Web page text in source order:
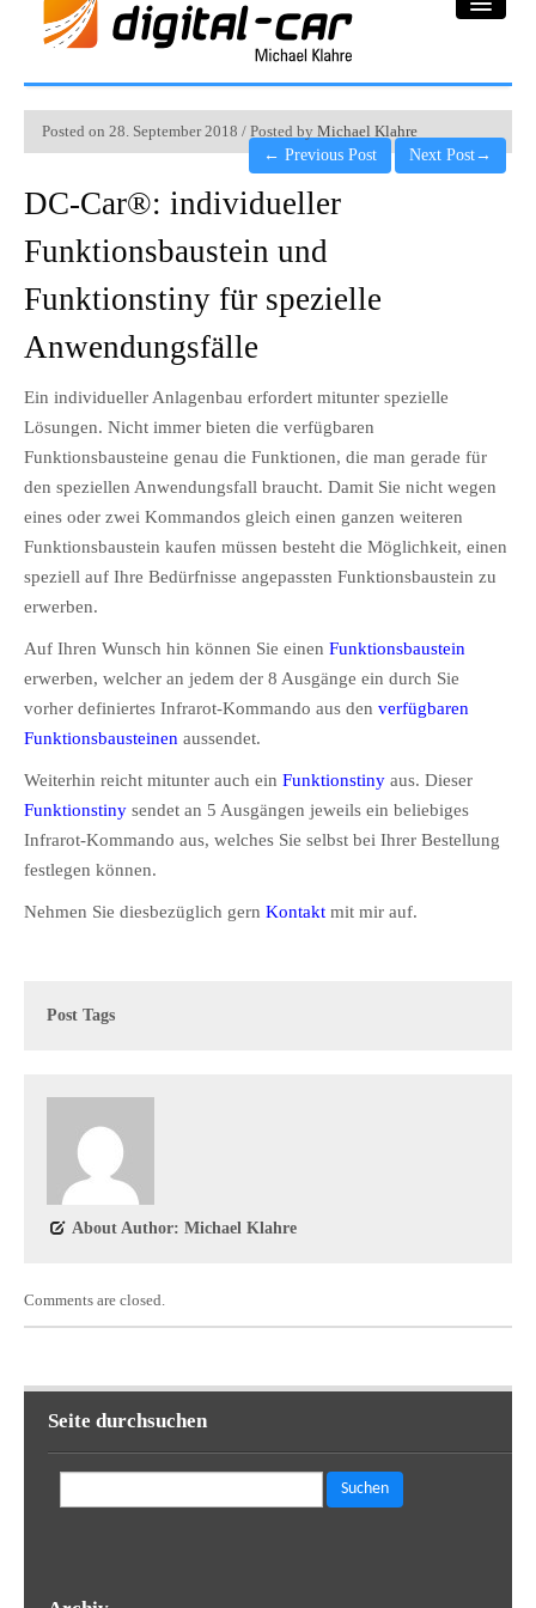
DC-Car® Bereich
Posted on 28. September 2018 / Posted by Michael Klahre
← Previous Post Next Post→
DC-Car®: individueller
Funktionsbaustein und
Funktionstiny für spezielle
Anwendungsfälle
Ein individueller Anlagenbau erfordert mitunter spezielle
Lösungen. Nicht immer bieten die verfügbaren
Funktionsbausteine genau die Funktionen, die man gerade für
den speziellen Anwendungsfall braucht. Damit Sie nicht wegen
eines oder zwei Kommandos gleich einen ganzen weiteren
Funktionsbaustein kaufen müssen besteht die Möglichkeit, einen
speziell auf Ihre Bedürfnisse angepassten Funktionsbaustein zu
erwerben.
Auf Ihren Wunsch hin können Sie einen Funktionsbaustein
erwerben, welcher an jedem der 8 Ausgänge ein durch Sie
vorher definiertes Infrarot-Kommando aus den verfügbaren
Funktionsbausteinen aussendet.
Weiterhin reicht mitunter auch ein Funktionstiny aus. Dieser
Funktionstiny sendet an 5 Ausgängen jeweils ein beliebiges
Infrarot-Kommando aus, welches Sie selbst bei Ihrer Bestellung
festlegen können.
Nehmen Sie diesbezüglich gern Kontakt mit mir auf.
Post Tags
About Author: Michael Klahre
Comments are closed.
Seite durchsuchen
nach: